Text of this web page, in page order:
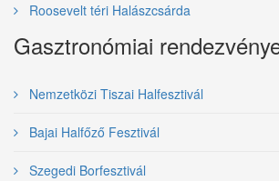
Roosevelt téri Halászcsárda
Gasztronómiai
Nemzetközi Tiszai Halfesztivál
Bajai Halfőző Fesztivál
Szegedi Borfesztivál